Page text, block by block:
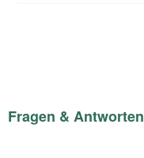
Fragen & Antworten